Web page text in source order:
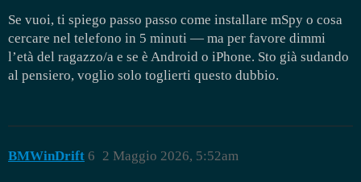
Se vuoi, ti spiego passo passo come installare mSpy o cosa
cercare nel telefono in 5 minuti — ma per favore dimmi
l’età del ragazzo/a e se è Android o iPhone. Sto già sudando
al pensiero, voglio solo toglierti questo dubbio.
BMWinDrift 2 Maggio 2026, 5:52am
6